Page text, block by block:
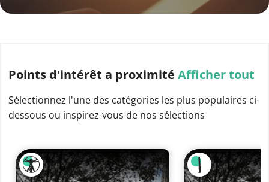
Points d'intérêt a proximité Afficher tout
Sélectionnez l'une des catégories les plus populaires ci-
dessous ou inspirez-vous de nos sélections